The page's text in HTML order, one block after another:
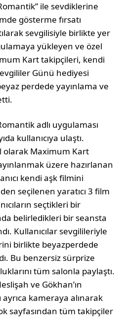
ile sevdiklerine
gösterme fırsatı
sevgilisiyle birlikte yer
yükleyen ve özel
Kart takipçileri, kendi
Günü hediyesi
perdede yayınlama ve
adlı uygulaması
kullanıcıya ulaştı.
olarak Maximum Kart
üzere hazırlanan
kendi aşk filmini
seçilenen yaratıcı 3 film
seçtikleri bir
belirledikleri bir seansta
Kullanıcılar sevgilileriyle
birlikte beyazperdede
Bu benzersiz sürprize
tüm salonla paylaştı.
ve Gökhan’ın
kameraya alınarak
sayfasından tüm takipçiler